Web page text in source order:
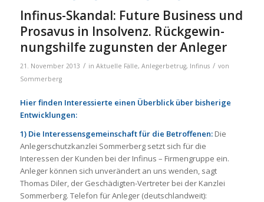
Infinus-Skandal: Future Busi­ness und
Pro­sa­vus in Insol­venz. Rück­ge­win­
nungs­hilfe zuguns­ten der Anle­ger
21. November 2013 / in Aktuelle Fälle, Anlegerbetrug, Infinus / von
Sommerberg
Hier finden Interessierte einen Überblick über bisherige
Entwicklungen:
1) Die Interessensgemeinschaft für die Betroffenen: Die
Anlegerschutzkanzlei Sommerberg setzt sich für die
Interessen der Kunden bei der Infinus – Firmengruppe ein.
Anleger können sich unverändert an uns wenden, sagt
Thomas Diler, der Geschädigten-Vertreter bei der Kanzlei
Sommerberg. Telefon für Anleger (deutschlandweit):